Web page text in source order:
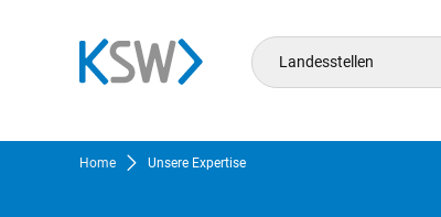
Landesstellen
Home Unsere Expertise